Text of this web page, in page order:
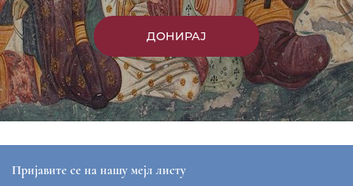
ДОНИРАЈ
Пријавите се на нашу мејл листу